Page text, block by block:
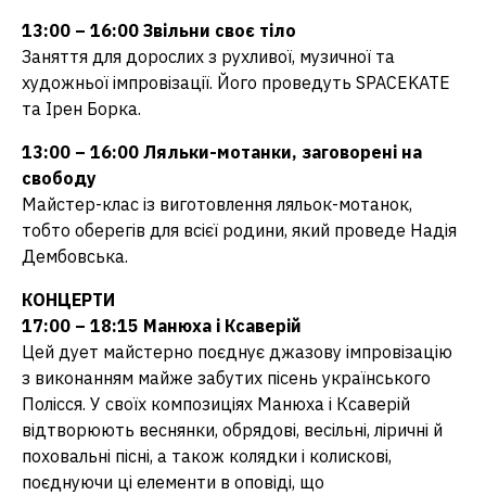
13:00 – 16:00 Звільни своє тіло
Заняття для дорослих з рухливої, музичної та
художньої імпровізації. Його проведуть SPACEKATE
та Ірен Борка.
13:00 – 16:00 Ляльки-мотанки, заговорені на
свободу
Майстер-клас із виготовлення ляльок-мотанок,
тобто оберегів для всієї родини, який проведе Надія
Дембовська.
КОНЦЕРТИ
17:00 – 18:15 Манюха і Ксаверій
Цей дует майстерно поєднує джазову імпровізацію
з виконанням майже забутих пісень українського
Полісся. У своїх композиціях Манюха і Ксаверій
відтворюють веснянки, обрядові, весільні, ліричні й
поховальні пісні, а також колядки і колискові,
поєднуючи ці елементи в оповіді, що